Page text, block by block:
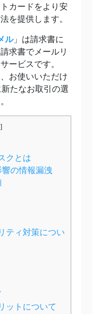
カードをより安
を提供します。
ル」は請求書に
求書でメールリ
ービスです。
お使いいただけ
たなお取引の選
]
クとは
響の情報漏洩
ティ対策につい
ットについて